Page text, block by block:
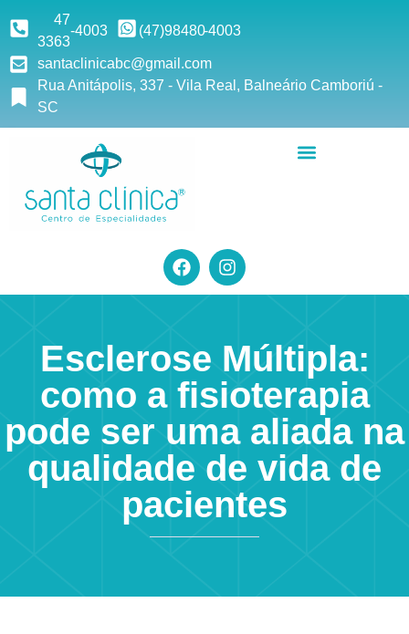
47
3363
-4003 (47)98480-4003
santaclinicabc@gmail.com
Rua Anitápolis, 337 - Vila Real, Balneário Camboriú -
SC
Esclerose Múltipla:
como a fisioterapia
pode ser uma aliada na
qualidade de vida de
pacientes